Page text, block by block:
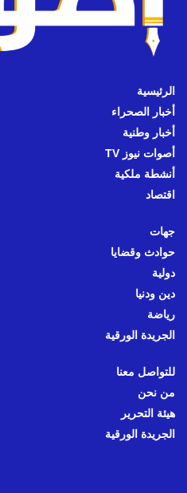
الرئيسية
أخبار الصحراء
أخبار وطنية
أصوات نيوز TV
أنشطة ملكية
اقتصاد
جهات
حوادث وقضايا
دولية
دين ودنيا
رياضة
الجريدة الورقية
للتواصل معنا
من نحن
هيئة التحرير
الجريدة الورقية